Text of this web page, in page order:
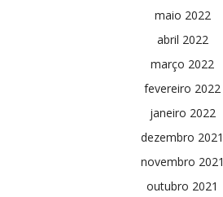
maio 2022
abril 2022
março 2022
fevereiro 2022
janeiro 2022
dezembro 2021
novembro 2021
outubro 2021